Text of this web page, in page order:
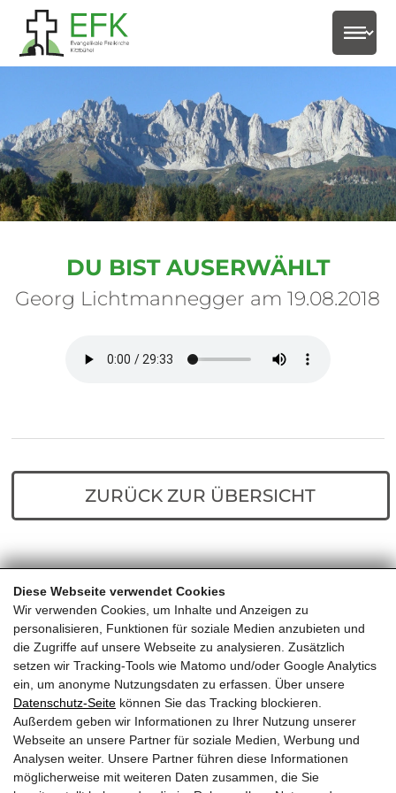
Diese Webseite verwendet Cookies
Wir verwenden Cookies, um Inhalte und Anzeigen zu
personalisieren, Funktionen für soziale Medien anzubieten und
die Zugriffe auf unsere Webseite zu analysieren. Zusätzlich
setzen wir Tracking-Tools wie Matomo und/oder Google Analytics
ein, um anonyme Nutzungsdaten zu erfassen. Über unsere
Datenschutz-Seite können Sie das Tracking blockieren.
Außerdem geben wir Informationen zu Ihrer Nutzung unserer
Webseite an unsere Partner für soziale Medien, Werbung und
Analysen weiter. Unsere Partner führen diese Informationen
möglicherweise mit weiteren Daten zusammen, die Sie
select-
DU BIST AUSERWÄHLT
Georg Lichtmannegger am 19.08.2018
ZURÜCK ZUR ÜBERSICHT
Home Predigten Du bist auserwählt
EVANGELIKALE FREIKIRCHE
KITZBÜHEL
Almdorf 23, 6380 St. Johann in Tirol